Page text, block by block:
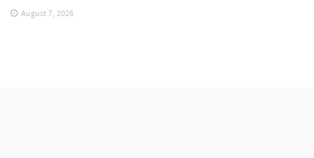
August 7, 2026